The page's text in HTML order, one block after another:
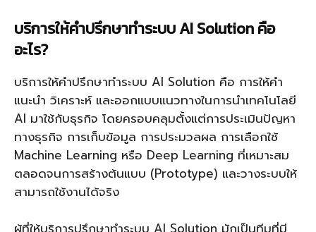
บริการให้คำปรึกษาทำระบบ AI Solution คือ
อะไร?
บริการให้คำปรึกษาทำระบบ AI Solution คือ การให้คำ
แนะนำ วิเคราะห์ และออกแบบแนวทางในการนำเทคโนโลยี
AI มาใช้กับธุรกิจ โดยครอบคลุมตั้งแต่การประเมินปัญหา
ทางธุรกิจ การเก็บข้อมูล การประมวลผล การเลือกใช้
Machine Learning หรือ Deep Learning ที่เหมาะสม
ตลอดจนการสร้างต้นแบบ (Prototype) และวางระบบให้
สามารถใช้งานได้จริง
ผู้ที่ให้บริการปรึกษาทำระบบ AI Solution มักเป็นทีมที่มี